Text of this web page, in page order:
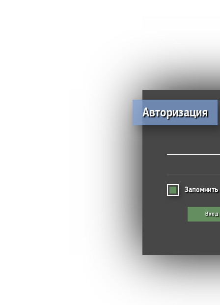
Авторизация
Запомнить